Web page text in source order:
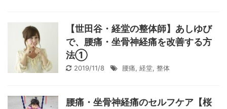
【世田谷・経堂の整体師】あしゆび
で、腰痛・坐骨神経痛を改善する方
法①
2019/11/8 腰痛, 経堂, 整体
腰痛・坐骨神経痛のセルフケア【桜